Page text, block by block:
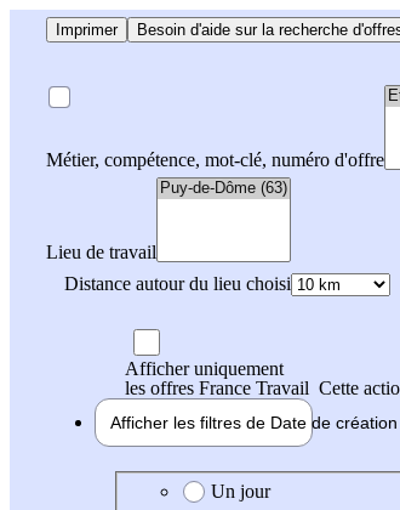
Imprimer Besoin d'aide sur la recherche
Métier, compétence, mot-clé, numéro d'offre
Lieu de travail
Distance autour du lieu choisi
Afficher uniquement
les offres France Travail Cette
Afficher les filtres de Date de création
Date de création de l'offre
Un jour